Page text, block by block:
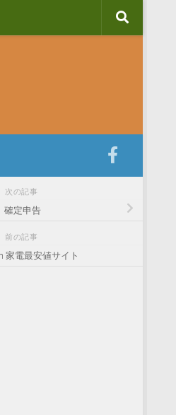
次の記事
確定申告
前の記事
家電最安値サイト